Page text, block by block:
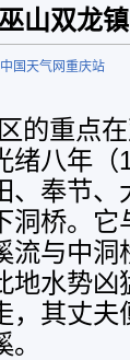
巫山双龙
中国天气网重庆站
的重点
绪八年
、奉节
洞桥。
流与中
地水势
，其丈